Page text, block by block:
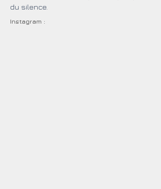
du silence.
Instagram :